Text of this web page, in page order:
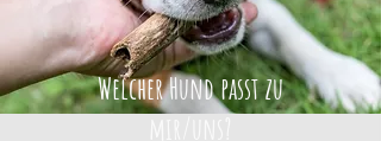
Welcher Hund passt zu